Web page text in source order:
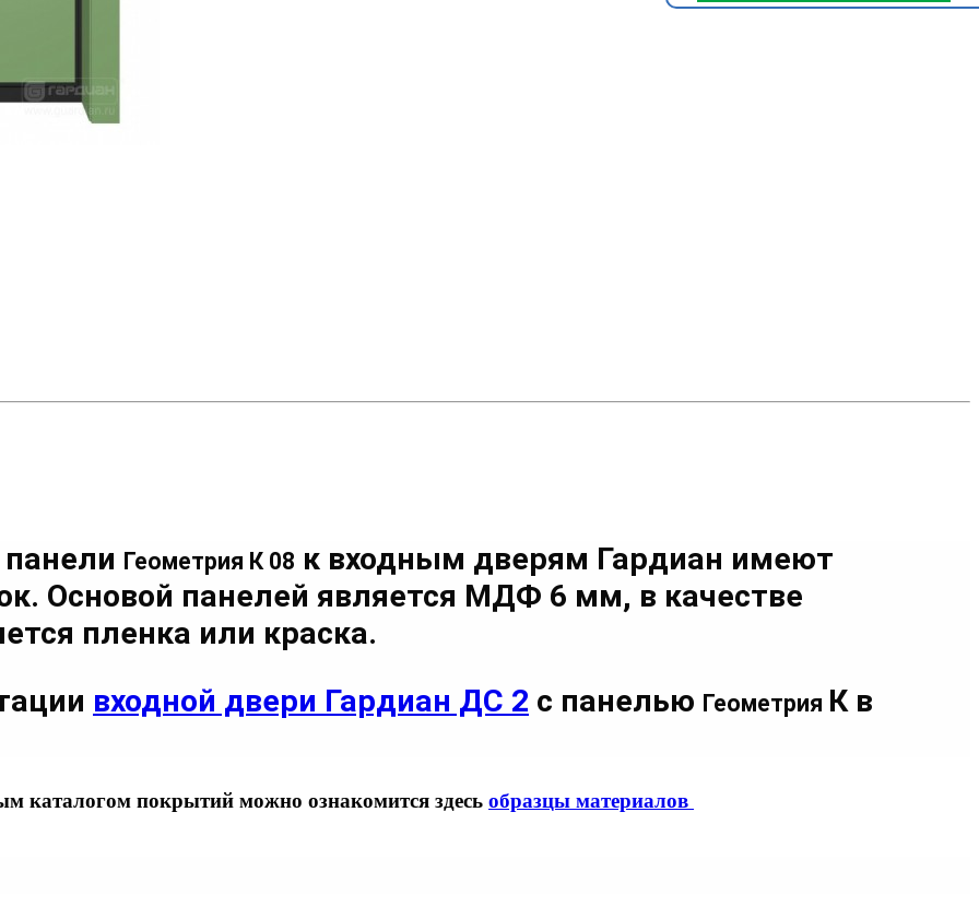
Геометрия К 08 к входным дверям Гардиан имеют
Основой панелей является МДФ 6 мм, в качестве
пленка или краска.
входной двери Гардиан ДС 2 с панелью Геометрия К в
каталогом покрытий можно ознакомится здесь образцы материалов